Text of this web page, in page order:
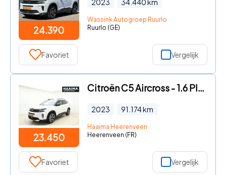
24.390
2023 34.440km
Wassink Autogroep Ruurlo
Ruurlo (GE)
Favoriet Vergelijk
23.450
Citroën C5 Aircross - 1.6 Plug-in Hybrid 180pk Automaat Business Plus | Navigatie
2023 91.174km
Haaima Heerenveen
Heerenveen (FR)
Favoriet Vergelijk